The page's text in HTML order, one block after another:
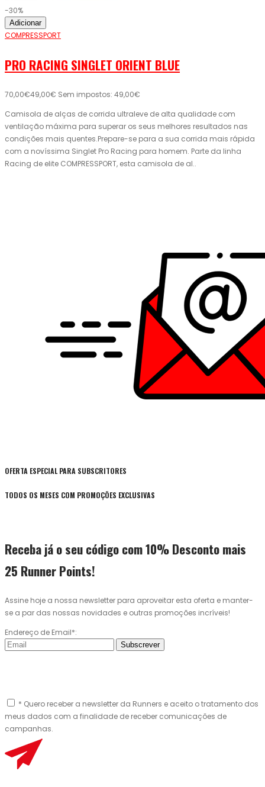
-30%
Adicionar
COMPRESSPORT
PRO RACING SINGLET ORIENT BLUE
70,00€49,00€ Sem impostos: 49,00€
Camisola de alças de corrida ultraleve de alta qualidade com
ventilação máxima para superar os seus melhores resultados nas
condições mais quentes.Prepare-se para a sua corrida mais rápida
com a novíssima Singlet Pro Racing para homem. Parte da linha
Racing de elite COMPRESSPORT, esta camisola de al..
OFERTA ESPECIAL PARA SUBSCRITORES
TODOS OS MESES COM PROMOÇÕES EXCLUSIVAS
Receba já o seu código com 10% Desconto mais
25 Runner Points!
Assine hoje a nossa newsletter para aproveitar esta oferta e manter-
se a par das nossas novidades e outras promoções incríveis!
Endereço de Email*:
Subscrever
* Quero receber a newsletter da Runners e aceito o tratamento dos
meus dados com a finalidade de receber comunicações de
campanhas.